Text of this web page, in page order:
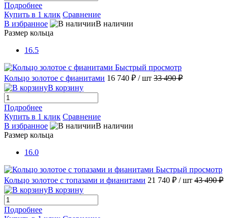
Подробнее
Купить в 1 клик Сравнение
В избранное
В наличии
Размер кольца
16.5
Быстрый просмотр
Кольцо золотое с фианитами 16 740 ₽ / шт 33 490 ₽
В корзину
Подробнее
Купить в 1 клик Сравнение
В избранное
В наличии
Размер кольца
16.0
Быстрый просмотр
Кольцо золотое с топазами и фианитами 21 740 ₽ / шт 43 490 ₽
В корзину
Подробнее